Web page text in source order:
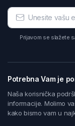
Prijavom se slažete
Potrebna Vam je
Naša korisnička
informacije. Molimo
kako bismo vam u